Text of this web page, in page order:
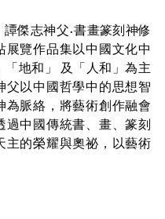
譚傑志神父•書畫篆刻神修
展覽作品集以中國文化中
「地和」 及「人和」為主
父以中國哲學中的思想智
為脈絡，將藝術創作融會
過中國傳統書、畫、篆刻
主的榮耀與奧祕，以藝術